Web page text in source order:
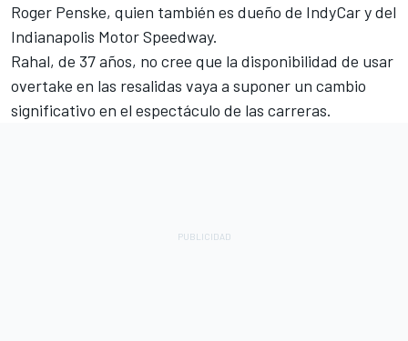
Roger Penske, quien también es dueño de IndyCar y del
Indianapolis Motor Speedway.
Rahal, de 37 años, no cree que la disponibilidad de usar
overtake en las resalidas vaya a suponer un cambio
significativo en el espectáculo de las carreras.